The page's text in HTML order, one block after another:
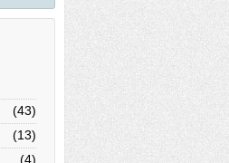
(43)
(13)
(4)